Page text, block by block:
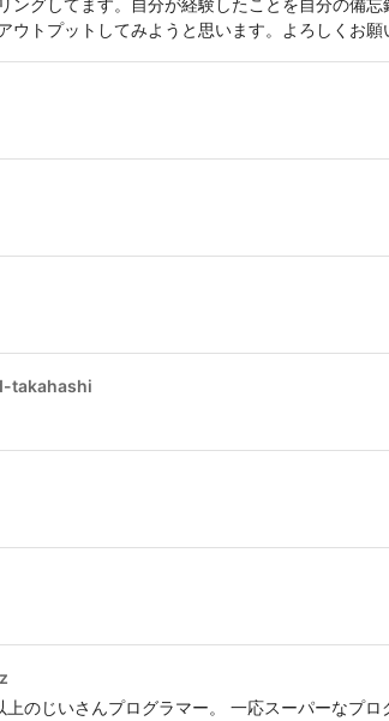
ングしてます。自分が経験したことを自分の備
ウトプットしてみようと思います。よろしくお願
takahashi
のじいさんプログラマー。 一応スーパーなプロ